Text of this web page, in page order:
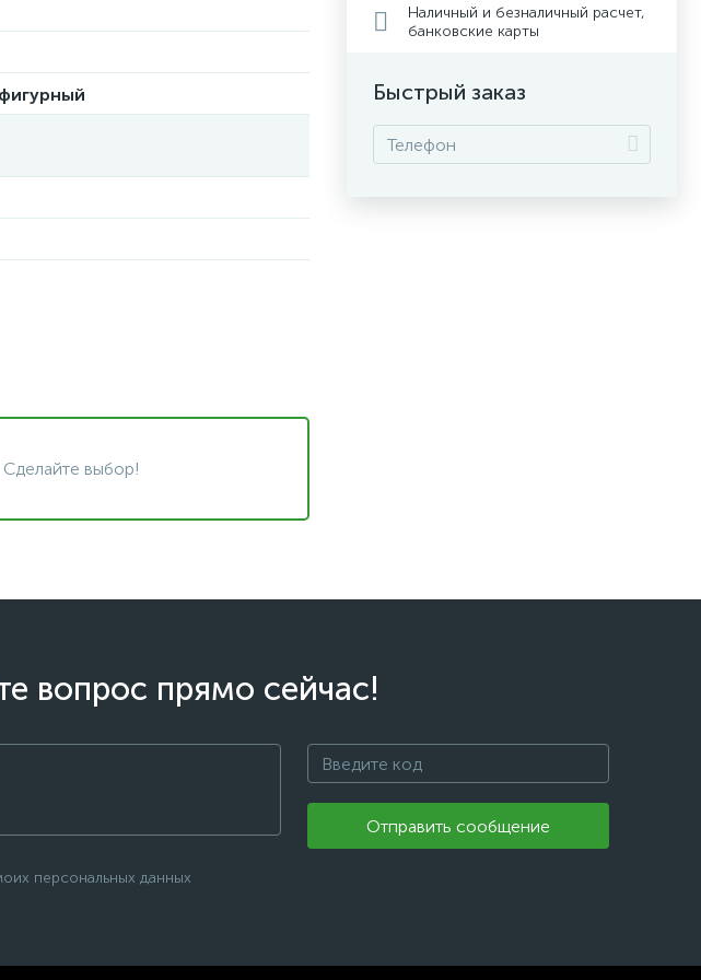
Наличный и безналичный расчет,
банковские карты
Быстрый заказ
Сделайте выбор!
вопрос прямо сейчас!
Отправить сообщение
персональных данных